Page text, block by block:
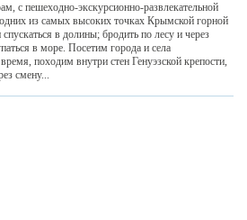
с пешеходно-экскурсионно-развлекательной
из самых высоких точках Крымской горной
в долины; бродить по лесу и через
в море. Посетим города и села
походим внутри стен Генуэзской крепости,
смену...